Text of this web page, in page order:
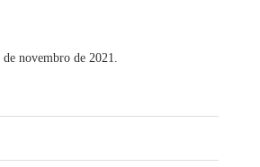
novembro de 2021.